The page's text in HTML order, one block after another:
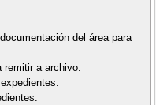
del área para
remitir a archivo.